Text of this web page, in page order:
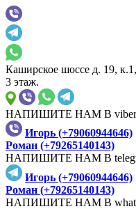
Каширское шоссе д. 19, к.1,
3 этаж.
НАПИШИТЕ НАМ В viber
Игорь (+79060944646)
Роман (+79265140143)
НАПИШИТЕ НАМ В
Игорь (+79060944646)
Роман (+79265140143)
НАПИШИТЕ НАМ В